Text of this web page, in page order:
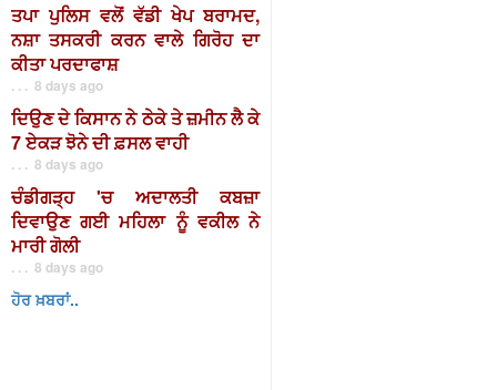
ਤਪਾ ਪੁਲਿਸ ਵਲੋਂ ਵੱਡੀ ਖੇਪ ਬਰਾਮਦ,
ਨਸ਼ਾ ਤਸਕਰੀ ਕਰਨ ਵਾਲੇ ਗਿਰੋਹ ਦਾ
ਕੀਤਾ ਪਰਦਾਫਾਸ਼
. . . 8 days ago
ਦਿਉਣ ਦੇ ਕਿਸਾਨ ਨੇ ਠੇਕੇ ਤੇ ਜ਼ਮੀਨ ਲੈ ਕੇ
7 ਏਕੜ ਝੋਨੇ ਦੀ ਫ਼ਸਲ ਵਾਹੀ
. . . 8 days ago
ਚੰਡੀਗੜ੍ਹ 'ਚ ਅਦਾਲਤੀ ਕਬਜ਼ਾ
ਦਿਵਾਉਣ ਗਈ ਮਹਿਲਾ ਨੂੰ ਵਕੀਲ ਨੇ
ਮਾਰੀ ਗੋਲੀ
. . . 8 days ago
ਹੋਰ ਖ਼ਬਰਾਂ..